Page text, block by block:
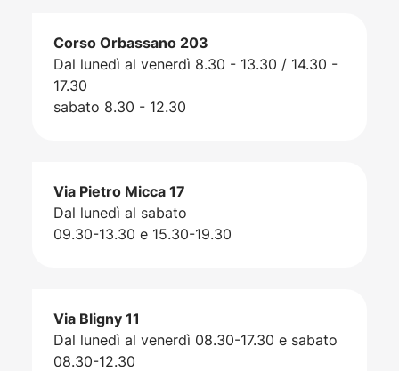
Corso Orbassano 203
Dal lunedì al venerdì 8.30 - 13.30 / 14.30 -
17.30
sabato 8.30 - 12.30
Via Pietro Micca 17
Dal lunedì al sabato
09.30-13.30 e 15.30-19.30
Via Bligny 11
Dal lunedì al venerdì 08.30-17.30 e sabato
08.30-12.30